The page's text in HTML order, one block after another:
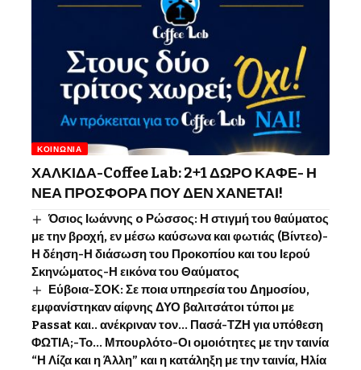
ΚΟΙΝΩΝΊΑ
ΧΑΛΚΙΔΑ-Coffee Lab: 2+1 ΔΩΡΟ ΚΑΦΕ- Η
ΝΕΑ ΠΡΟΣΦΟΡΑ ΠΟΥ ΔΕΝ ΧΑΝΕΤΑΙ!
Όσιος Ιωάννης o Ρώσσος: Η στιγμή του θαύματος
με την βροχή, εν μέσω καύσωνα και φωτιάς (Βίντεο)-
Η δέηση-Η διάσωση του Προκοπίου και του Ιερού
Σκηνώματος-Η εικόνα του Θαύματος
Εύβοια-ΣΟΚ: Σε ποια υπηρεσία του Δημοσίου,
εμφανίστηκαν αίφνης ΔΥΟ βαλιτσάτοι τύποι με
Passat και.. ανέκριναν τον… Πασά-ΤΖΗ για υπόθεση
ΦΩΤΙΑ;-Το… Μπουρλότο-Οι ομοιότητες με την ταινία
“Η Λίζα και η Άλλη” και η κατάληξη με την ταινία, Ηλία